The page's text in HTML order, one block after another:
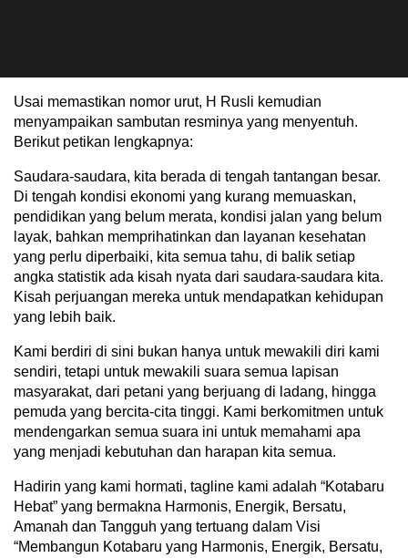
Usai memastikan nomor urut, H Rusli kemudian
menyampaikan sambutan resminya yang menyentuh.
Berikut petikan lengkapnya:
Saudara-saudara, kita berada di tengah tantangan besar.
Di tengah kondisi ekonomi yang kurang memuaskan,
pendidikan yang belum merata, kondisi jalan yang belum
layak, bahkan memprihatinkan dan layanan kesehatan
yang perlu diperbaiki, kita semua tahu, di balik setiap
angka statistik ada kisah nyata dari saudara-saudara kita.
Kisah perjuangan mereka untuk mendapatkan kehidupan
yang lebih baik.
Kami berdiri di sini bukan hanya untuk mewakili diri kami
sendiri, tetapi untuk mewakili suara semua lapisan
masyarakat, dari petani yang berjuang di ladang, hingga
pemuda yang bercita-cita tinggi. Kami berkomitmen untuk
mendengarkan semua suara ini untuk memahami apa
yang menjadi kebutuhan dan harapan kita semua.
Hadirin yang kami hormati, tagline kami adalah “Kotabaru
Hebat” yang bermakna Harmonis, Energik, Bersatu,
Amanah dan Tangguh yang tertuang dalam Visi
“Membangun Kotabaru yang Harmonis, Energik, Bersatu,